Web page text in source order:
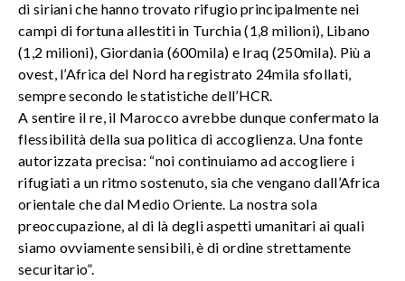
di siriani che hanno trovato rifugio principalmente nei
campi di fortuna allestiti in Turchia (1,8 milioni), Libano
(1,2 milioni), Giordania (600mila) e Iraq (250mila). Più a
ovest, l’Africa del Nord ha registrato 24mila sfollati,
sempre secondo le statistiche dell’HCR.
A sentire il re, il Marocco avrebbe dunque confermato la
flessibilità della sua politica di accoglienza. Una fonte
autorizzata precisa: “noi continuiamo ad accogliere i
rifugiati a un ritmo sostenuto, sia che vengano dall’Africa
orientale che dal Medio Oriente. La nostra sola
preoccupazione, al di là degli aspetti umanitari ai quali
siamo ovviamente sensibili, è di ordine strettamente
securitario”.